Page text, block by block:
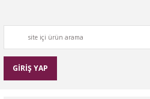
GİRİŞ YAP